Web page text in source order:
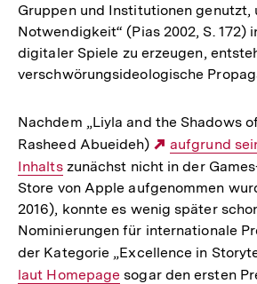
Gruppen und Institutionen genutzt,
Notwendigkeit“ (Pias 2002, S. 172)
digitaler Spiele zu erzeugen,
verschwörungsideologische
Nachdem „Liyla and the Shadows
Rasheed Abueideh)
Externer
Link:
aufgrund
Inhaltszunächst nicht in der
Store von Apple aufgenommen
2016), konnte es wenig später
Nominierungen für internationale
der Kategorie „Excellence in
laut Homepage sogar den ersten